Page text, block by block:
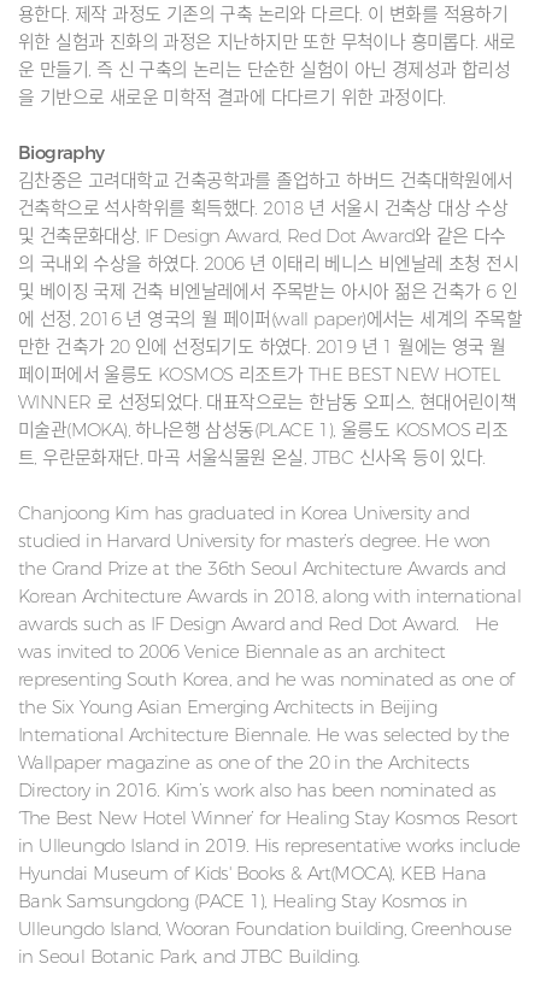
용한다. 제작 과정도 기존의 구축 논리와 다르다. 이 변화를 적용하기
위한 실험과 진화의 과정은 지난하지만 또한 무척이나 흥미롭다. 새로
운 만들기, 즉 신 구축의 논리는 단순한 실험이 아닌 경제성과 합리성
을 기반으로 새로운 미학적 결과에 다다르기 위한 과정이다.
Biography
김찬중은 고려대학교 건축공학과를 졸업하고 하버드 건축대학원에서
건축학으로 석사학위를 획득했다. 2018 년 서울시 건축상 대상 수상
및 건축문화대상, IF Design Award, Red Dot Award와 같은 다수
의 국내외 수상을 하였다. 2006 년 이태리 베니스 비엔날레 초청 전시
및 베이징 국제 건축 비엔날레에서 주목받는 아시아 젊은 건축가 6 인
에 선정, 2016 년 영국의 월 페이퍼(wall paper)에서는 세계의 주목할
만한 건축가 20 인에 선정되기도 하였다. 2019 년 1 월에는 영국 월
페이퍼에서 울릉도 KOSMOS 리조트가 THE BEST NEW HOTEL
WINNER 로 선정되었다. 대표작으로는 한남동 오피스, 현대어린이책
미술관(MOKA), 하나은행 삼성동(PLACE 1), 울릉도 KOSMOS 리조
트, 우란문화재단, 마곡 서울식물원 온실, JTBC 신사옥 등이 있다.
Chanjoong Kim has graduated in Korea University and
studied in Harvard University for master’s degree. He won
the Grand Prize at the 36th Seoul Architecture Awards and
Korean Architecture Awards in 2018, along with international
awards such as IF Design Award and Red Dot Award. He
was invited to 2006 Venice Biennale as an architect
representing South Korea, and he was nominated as one of
the Six Young Asian Emerging Architects in Beijing
International Architecture Biennale. He was selected by the
Wallpaper magazine as one of the 20 in the Architects
Directory in 2016. Kim’s work also has been nominated as
‘The Best New Hotel Winner’ for Healing Stay Kosmos Resort
in Ulleungdo Island in 2019. His representative works include
Hyundai Museum of Kids' Books & Art(MOCA), KEB Hana
Bank Samsungdong (PACE 1), Healing Stay Kosmos in
Ulleungdo Island, Wooran Foundation building, Greenhouse
in Seoul Botanic Park, and JTBC Building.